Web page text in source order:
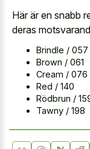
Här är en snabb
deras
Brindle / 057
Brown / 061
Cream / 076
Red / 140
Rödbrun /
Tawny / 198